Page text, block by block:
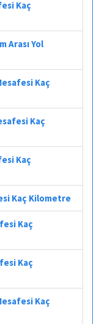
Kaç
Arası Yol
Kaç
Kaç
Kaç
Kaç Kilometre
Kaç
Kaç
Kaç